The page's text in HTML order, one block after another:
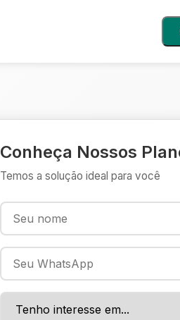
Conheça Nossos
Temos a solução ideal para você